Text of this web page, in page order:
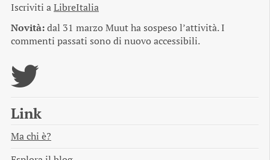
Iscriviti aLibreItalia
Novità:dal 31 marzo Muut ha sospeso l’attività. I
commenti passati sono di nuovo accessibili.
Link
Ma chi è?